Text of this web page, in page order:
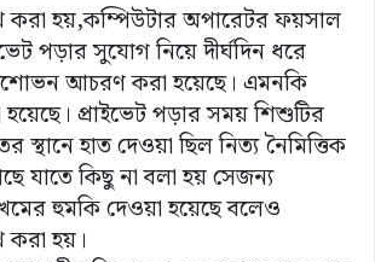
করা হয়,কম্পিউটার অপারেটর ফয়সাল
পড়ার সুযোগ নিয়ে দীর্ঘদিন ধরে
আচরণ করা হয়েছে। এমনকি
হয়েছে। প্রাইভেট পড়ার সময় শিশুটির
স্থানে হাত দেওয়া ছিল নিত্য নৈমিত্তিক
যাতে কিছু না বলা হয় সেজন্য
হুমকি দেওয়া হয়েছে বলেও
করা হয়।